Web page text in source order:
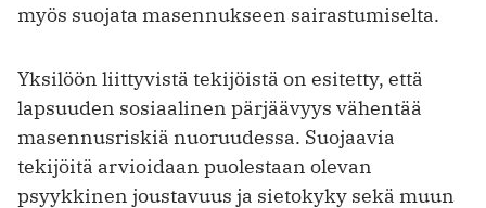
myös suojata masennukseen sairastumiselta.
Yksilöön liittyvistä tekijöistä on esitetty, että
lapsuuden sosiaalinen pärjäävyys vähentää
masennusriskiä nuoruudessa. Suojaavia
tekijöitä arvioidaan puolestaan olevan
psyykkinen joustavuus ja sietokyky sekä muun